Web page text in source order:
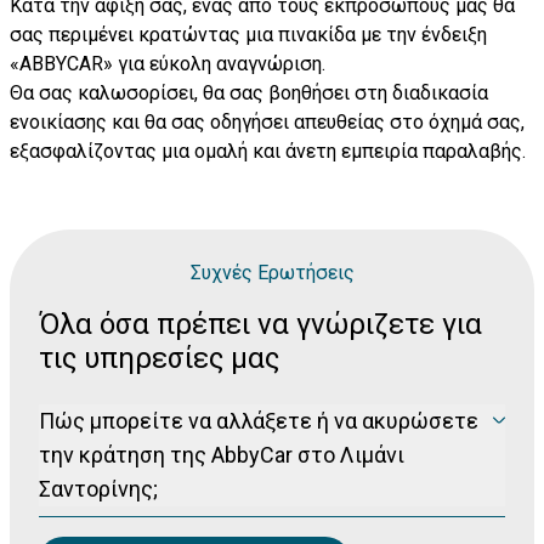
Κατά την άφιξή σας, ένας από τους εκπροσώπους μας θα
σας περιμένει κρατώντας μια πινακίδα με την ένδειξη
«ABBYCAR» για εύκολη αναγνώριση.
Θα σας καλωσορίσει, θα σας βοηθήσει στη διαδικασία
ενοικίασης και θα σας οδηγήσει απευθείας στο όχημά σας,
εξασφαλίζοντας μια ομαλή και άνετη εμπειρία παραλαβής.
Συχνές Ερωτήσεις
Όλα όσα πρέπει να γνώριζετε για
τις υπηρεσίες μας
Πώς μπορείτε να αλλάξετε ή να ακυρώσετε
την κράτηση της AbbyCar στο Λιμάνι
Σαντορίνης;
Παρακαλούμε επισκεφθείτε τη σελίδα διαχείρισης